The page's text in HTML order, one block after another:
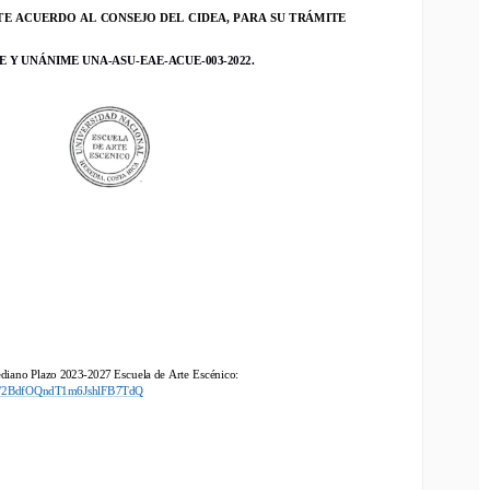
, PARA SU TRÁMITE
UNÁNIME
E ACUERDO AL CONSEJO DEL CIDEA, PARA SU TRÁMITE
E Y UNÁNIME UNA-ASU-EAE-ACUE-003-2022.
diano Plazo 2023-2027 Escuela de Arte Escénico:
2BdfOQndT1m6JshlFB7TdQ